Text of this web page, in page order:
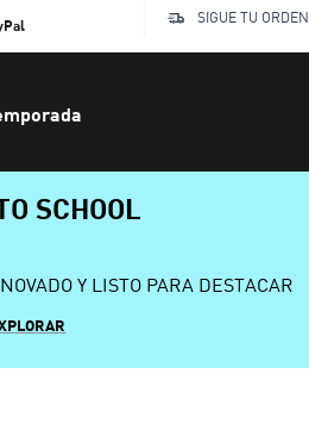
SIGUE TU ORDEN
SCHOOL
Y LISTO PARA DESTACAR